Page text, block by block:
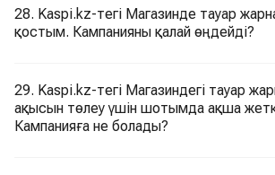
28. Kaspi.kz-тегі Магазинде тауар
қостым. Кампанияны қалай өңдейді?
29. Kaspi.kz-тегі Магазиндегі тауар
ақысын төлеу үшін шотымда ақша
Кампанияға не болады?